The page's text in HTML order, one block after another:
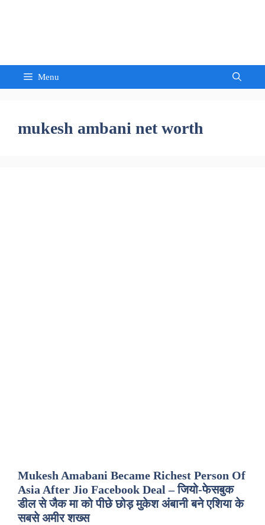
Menu
mukesh ambani net worth
Mukesh Amabani Became Richest Person Of
Asia After Jio Facebook Deal – जियो-फेसबुक
डील से जैक मा को पीछे छोड़ मुकेश अंबानी बने एशिया के
सबसे अमीर शख्स